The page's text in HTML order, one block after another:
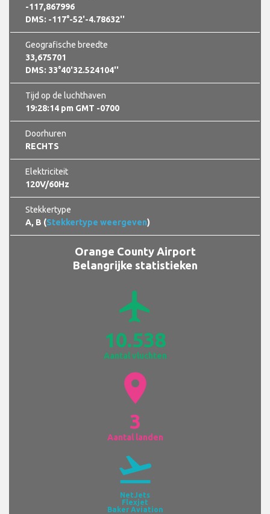
-117,867996
DMS: -117°-52'-4.78632''
Geografische breedte
33,675701
DMS: 33°40'32.524104''
Tijd op de luchthaven
19:28:16 pm GMT -0700
Doorhuren
RECHTS
Elektriciteit
120V/60Hz
Stekkertype
A, B (Stekkertype weergeven)
Orange County Airport
Belangrijke statistieken
airplanemode_active
10.538
Aantal vluchten
location_on
3
Aantal landen
flight_takeoff
NetJets
Flexjet
Baker Aviation